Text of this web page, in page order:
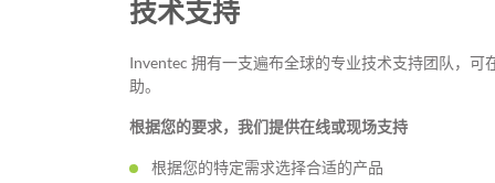
技术支持
Inventec 拥有一支遍布全球的专业技术支持团队，可
助。
根据您的要求，我们提供在线或现场支持
根据您的特定需求选择合适的产品